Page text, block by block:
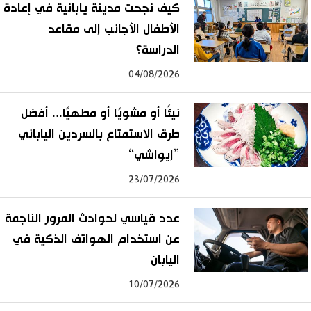
كيف نجحت مدينة يابانية في إعادة
الأطفال الأجانب إلى مقاعد
الدراسة؟
04/08/2026
نيئًا أو مشويًا أو مطهيًا... أفضل
طرق الاستمتاع بالسردين الياباني
”إيواشي“
23/07/2026
عدد قياسي لحوادث المرور الناجمة
عن استخدام الهواتف الذكية في
اليابان
10/07/2026